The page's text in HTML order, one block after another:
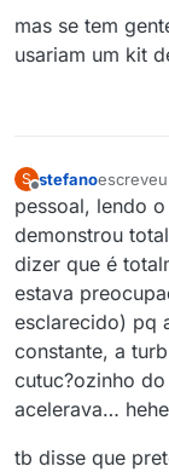
mas se tem
usariam um kit
S
Offline
stefano
última
pessoal, lendo
demonstrou
dizer que é
estava
esclarecido) pq
constante, a
cutuc?ozinho
acelerava…
tb disse que